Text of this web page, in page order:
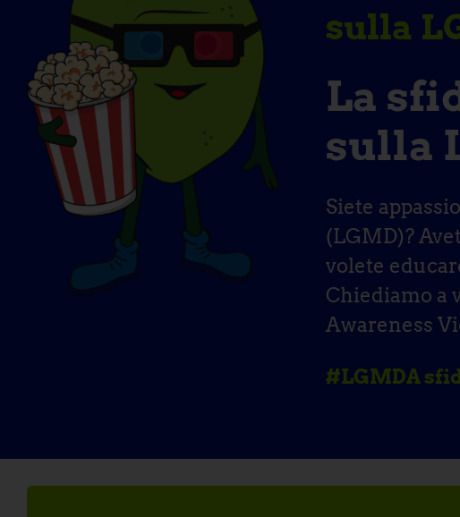
sulla
La
sulla
Siete
(LGMD)?
volete
Chiediamo a
Awareness
#LGMDA